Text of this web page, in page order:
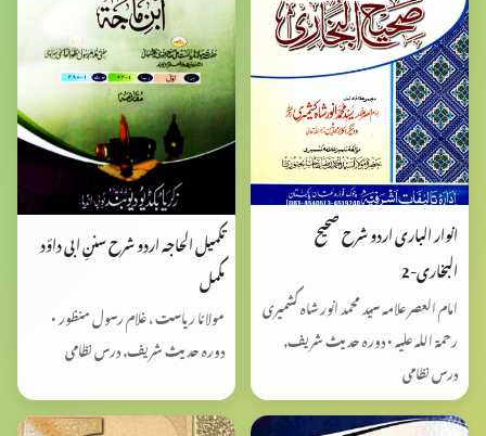
انوار الباری اردو شرح صحیح
البخاری-2
امام العصر علامہ سید محمد انور شاہ کشمیری
رحمۃ اللہ علیہ • دورہ حدیث شریف,
درس نظامی
تکمیل الحاجہ اردو شرح سننِ ابی داؤد
مکمل
مولانا ریاست ، غلام رسول منظور •
دورہ حدیث شریف, درس نظامی